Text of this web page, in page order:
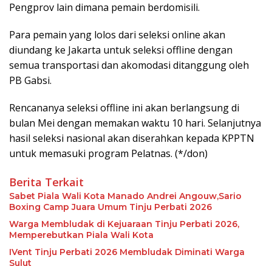
Pengprov lain dimana pemain berdomisili.
Para pemain yang lolos dari seleksi online akan
diundang ke Jakarta untuk seleksi offline dengan
semua transportasi dan akomodasi ditanggung oleh
PB Gabsi.
Rencananya seleksi offline ini akan berlangsung di
bulan Mei dengan memakan waktu 10 hari. Selanjutnya
hasil seleksi nasional akan diserahkan kepada KPPTN
untuk memasuki program Pelatnas. (*/don)
Berita Terkait
Sabet Piala Wali Kota Manado Andrei Angouw,Sario
Boxing Camp Juara Umum Tinju Perbati 2026
Warga Membludak di Kejuaraan Tinju Perbati 2026,
Memperebutkan Piala Wali Kota
IVent Tinju Perbati 2026 Membludak Diminati Warga
Sulut